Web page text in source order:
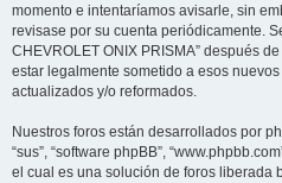
momento e intentaríamos avisarle, sin
revisase por su cuenta periódicamente.
CHEVROLET ONIX PRISMA” después
estar legalmente sometido a esos
actualizados y/o reformados.
Nuestros foros están desarrollados por
“sus”, “software phpBB”,
el cual es una solución de foros liberada